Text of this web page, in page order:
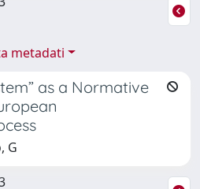
metadati
as a Normative
G